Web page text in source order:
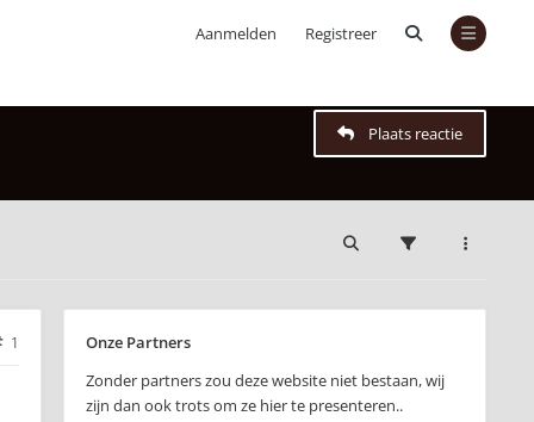
Aanmelden Registreer
Plaats reactie
1
Onze Partners
Zonder partners zou deze website niet bestaan, wij
zijn dan ook trots om ze hier te presenteren..